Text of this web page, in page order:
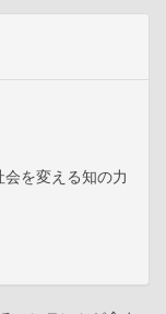
を変える知の力